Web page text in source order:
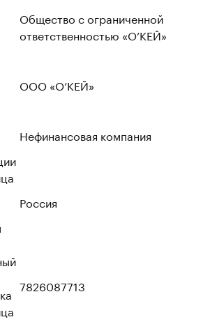
Общество с ограниченной
ответственностью «О’КЕЙ»
ООО «О’КЕЙ»
Нефинансовая компания
Россия
7826087713